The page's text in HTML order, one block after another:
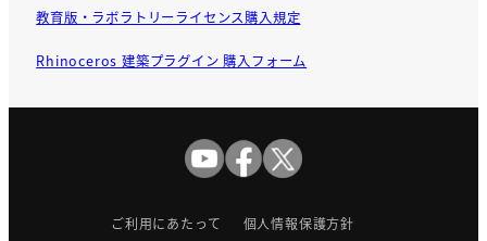
教育版・ラボラトリーライセンス購入規定
Rhinoceros 建築プラグイン 購入フォーム
ご利用にあたって 個人情報保護方針